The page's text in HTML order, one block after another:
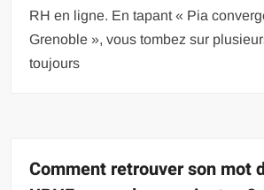
RH en ligne. En tapant « Pia
Grenoble », vous tombez sur
toujours
Comment retrouver son mot